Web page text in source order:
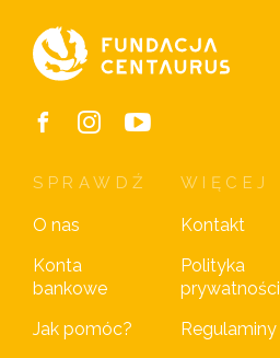
SPRAWDŹ
O nas
Konta
bankowe
Jak pomóc?
WIĘCEJ
Kontakt
Polityka
prywatności
Regulaminy